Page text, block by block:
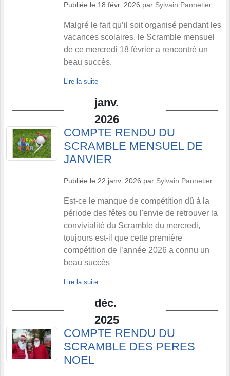
Publiée le 18 févr. 2026 par Sylvain Pannetier
Malgré le fait qu’il soit organisé pendant les
vacances scolaires, le Scramble mensuel
de ce mercredi 18 février a rencontré un
beau succès.
Lire la suite
janv.
2026
COMPTE RENDU DU
SCRAMBLE MENSUEL DE
JANVIER
Publiée le 22 janv. 2026 par Sylvain Pannetier
Est-ce le manque de compétition dû à la
période des fêtes ou l'envie de retrouver la
convivialité du Scramble du mercredi,
toujours est-il que cette première
compétition de l’année 2026 a connu un
beau succès
Lire la suite
déc.
2025
COMPTE RENDU DU
SCRAMBLE DES PERES
NOEL